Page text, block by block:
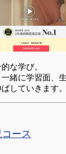
な学び。
一緒に学習面、
していきます。
ース